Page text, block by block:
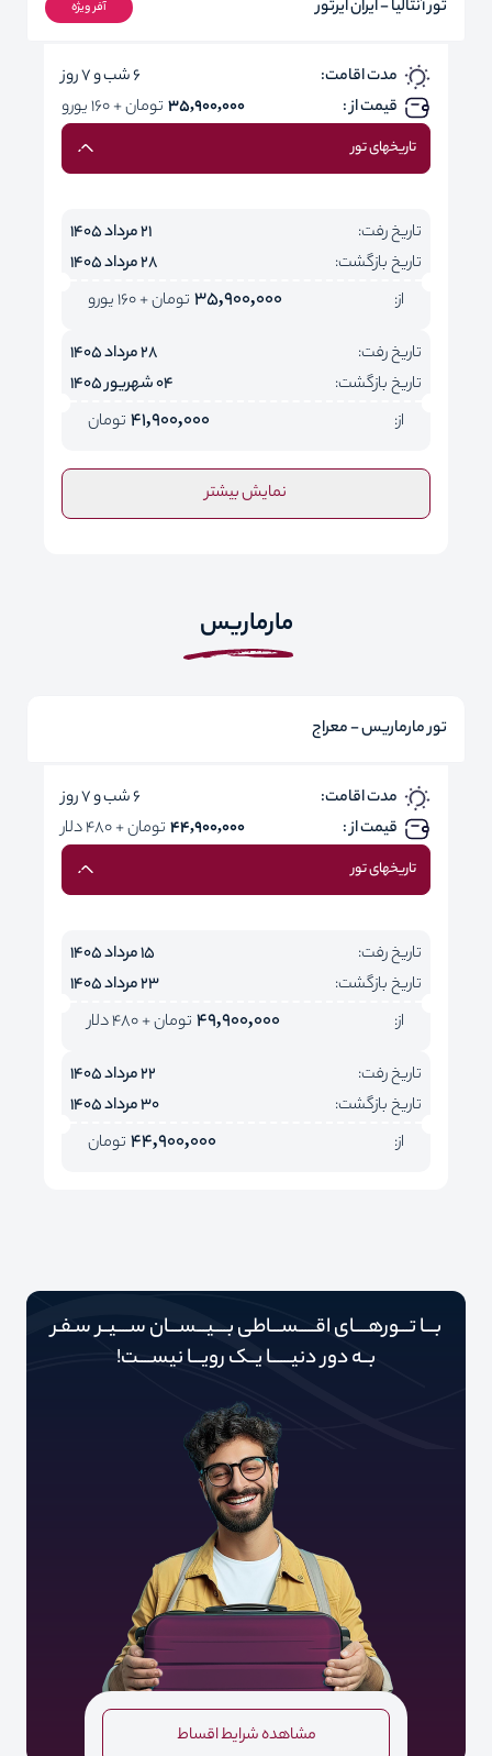
تور آنتالیا - ایران ایرتور آفر ویژه
مدت اقامت:
6 شب و 7 روز
قیمت از :
35,900,000 تومان + 160 یورو
تاریخهای تور
تاریخ رفت:
21 مرداد 1405
تاریخ بازگشت:
28 مرداد 1405
از:
35,900,000 تومان + 160 یورو
تاریخ رفت:
28 مرداد 1405
تاریخ بازگشت:
04 شهریور 1405
از:
41,900,000 تومان
نمایش بیشتر
مارماریس
تور مارماریس - معراج
مدت اقامت:
6 شب و 7 روز
قیمت از :
44,900,000 تومان + 480 دلار
تاریخهای تور
تاریخ رفت:
15 مرداد 1405
تاریخ بازگشت:
23 مرداد 1405
از:
49,900,000 تومان + 480 دلار
تاریخ رفت:
22 مرداد 1405
تاریخ بازگشت:
30 مرداد 1405
از:
44,900,000 تومان
بـــا تـــورهــــای اقـــــســـاطی بــــیـــســـان ســــیــر سـفـر
بــه دور‌‌‌‌ دنیـــــ‌‌ـا یــک رویـــا نیســــت!
مشاهده شرایط اقساط